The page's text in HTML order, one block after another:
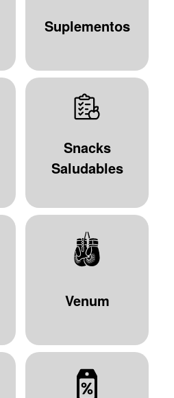
Suplementos
Snacks
Saludables
Venum